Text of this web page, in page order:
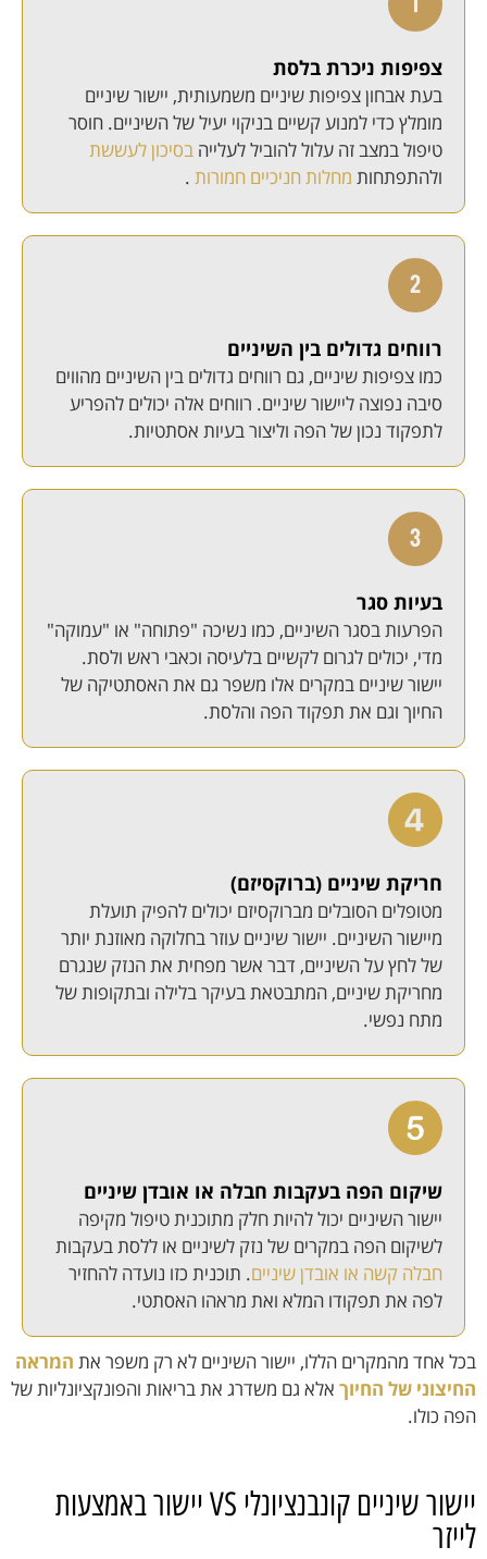
צפיפות ניכרת בלסת
בעת אבחון צפיפות שיניים משמעותית, יישור שיניים
מומלץ כדי למנוע קשיים בניקוי יעיל של השיניים. חוסר
טיפול במצב זה עלול להוביל לעלייה בסיכון לעששת
ולהתפתחות מחלות חניכיים חמורות .
רווחים גדולים בין השיניים
כמו צפיפות שיניים, גם רווחים גדולים בין השיניים מהווים
סיבה נפוצה ליישור שיניים. רווחים אלה יכולים להפריע
לתפקוד נכון של הפה וליצור בעיות אסתטיות.
בעיות סגר
הפרעות בסגר השיניים, כמו נשיכה "פתוחה" או "עמוקה"
מדי, יכולים לגרום לקשיים בלעיסה וכאבי ראש ולסת.
יישור שיניים במקרים אלו משפר גם את האסתטיקה של
החיוך וגם את תפקוד הפה והלסת.
חריקת שיניים (ברוקסיזם)
מטופלים הסובלים מברוקסיזם יכולים להפיק תועלת
מיישור השיניים. יישור שיניים עוזר בחלוקה מאוזנת יותר
של לחץ על השיניים, דבר אשר מפחית את הנזק שנגרם
מחריקת שיניים, המתבטאת בעיקר בלילה ובתקופות של
מתח נפשי.
שיקום הפה בעקבות חבלה או אובדן שיניים
יישור השיניים יכול להיות חלק מתוכנית טיפול מקיפה
לשיקום הפה במקרים של נזק לשיניים או ללסת בעקבות
חבלה קשה או אובדן שיניים. תוכנית כזו נועדה להחזיר
לפה את תפקודו המלא ואת מראהו האסתטי.
בכל אחד מהמקרים הללו, יישור השיניים לא רק משפר את המראה
החיצוני של החיוך אלא גם משדרג את בריאות והפונקציונליות של
הפה כולו.
יישור שיניים קונבנציונלי VS יישור באמצעות
לייזר